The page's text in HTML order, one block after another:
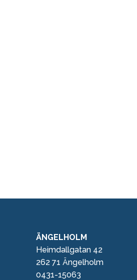
ÄNGELHOLM
Heimdallgatan 42
262 71 Ängelholm
0431-15063